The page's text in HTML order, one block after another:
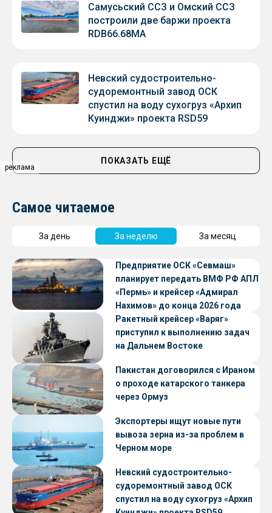
реклама
Самусьский ССЗ и Омский ССЗ
построили две баржи проекта
RDB66.68МА
Невский судостроительно-
судоремонтный завод ОСК
спустил на воду сухогруз «Архип
Куинджи» проекта RSD59
ПОКАЗАТЬ ЕЩЁ
Самое читаемое
За день За неделю За месяц
Предприятие ОСК «Севмаш»
планирует передать ВМФ РФ АПЛ
«Пермь» и крейсер «Адмирал
Нахимов» до конца 2026 года
Ракетный крейсер «Варяг»
приступил к выполнению задач
на Дальнем Востоке
Пакистан договорился с Ираном
о проходе катарского танкера
через Ормуз
Экспортеры ищут новые пути
вывоза зерна из-за проблем в
Черном море
Невский судостроительно-
судоремонтный завод ОСК
спустил на воду сухогруз «Архип